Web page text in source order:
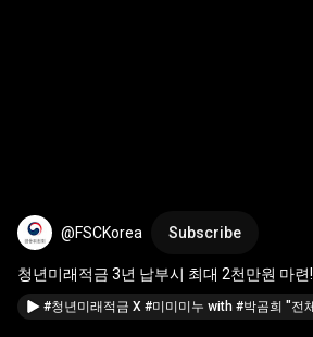
@FSCKorea Subscribe
청년미래적금 3년 납부시 최대 2천만원 마련!
옵니다!
#청년미래적금 X #미미미누 with #박곰희 "전